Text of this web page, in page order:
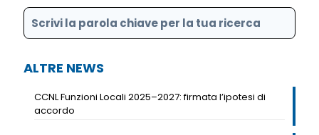
ALTRE NEWS
CCNL Funzioni Locali 2025–2027: firmata l’ipotesi di
accordo